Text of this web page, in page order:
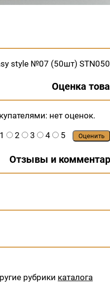
style №07 (50шт) STN050
Оценка
нет оценок.
1 2 3 4 5 Оценить
Отзывы и
рубрики каталога